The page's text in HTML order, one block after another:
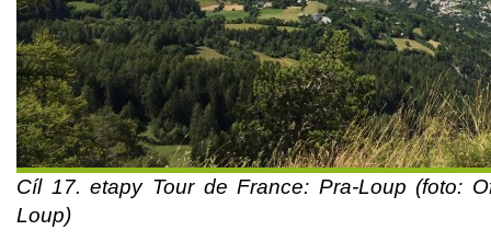
Cíl 17. etapy Tour de France: Pra-Loup (foto:
Loup)